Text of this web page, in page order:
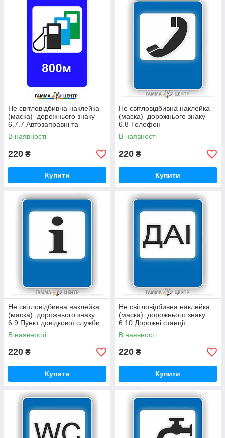
Не світловідбивна наклейка
(маска) дорожнього знаку
6.7.7 Автозаправні та
електрозаправні станції
В наявності
220 ₴
Купити
Не світловідбивна наклейка
(маска) дорожнього знаку
6.8 Телефон
В наявності
220 ₴
Купити
Не світловідбивна наклейка
(маска) дорожнього знаку
6.9 Пункт довідкової служби
В наявності
220 ₴
Купити
Не світловідбивна наклейка
(маска) дорожнього знаку
6.10 Дорожні станції
дорожної поліції
В наявності
220 ₴
Купити